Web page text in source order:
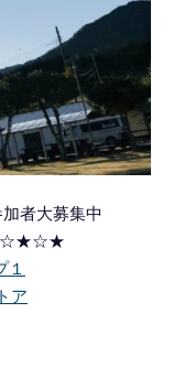
大募集中
１
ア